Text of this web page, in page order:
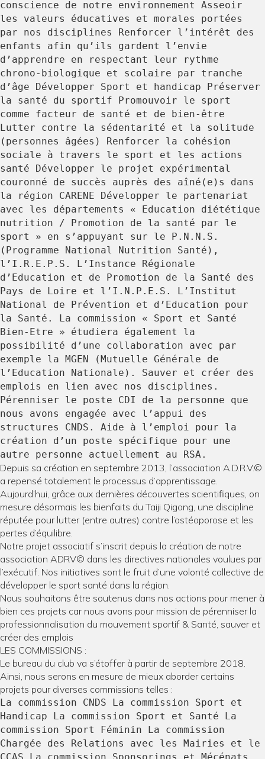
conscience de notre environnement Asseoir
les valeurs éducatives et morales portées
par nos disciplines Renforcer l’intérêt des
enfants afin qu’ils gardent l’envie
d’apprendre en respectant leur rythme
chrono-biologique et scolaire par tranche
d’âge Développer Sport et handicap Préserver
la santé du sportif Promouvoir le sport
comme facteur de santé et de bien-être
Lutter contre la sédentarité et la solitude
(personnes âgées) Renforcer la cohésion
sociale à travers le sport et les actions
santé Développer le projet expérimental
couronné de succès auprès des aîné(e)s dans
la région CARENE Développer le partenariat
avec les départements « Education diététique
nutrition / Promotion de la santé par le
sport » en s’appuyant sur le P.N.N.S.
(Programme National Nutrition Santé),
l’I.R.E.P.S. L’Instance Régionale
d’Education et de Promotion de la Santé des
Pays de Loire et l’I.N.P.E.S. L’Institut
National de Prévention et d’Education pour
la Santé. La commission « Sport et Santé
Bien-Etre » étudiera également la
possibilité d’une collaboration avec par
exemple la MGEN (Mutuelle Générale de
l’Education Nationale). Sauver et créer des
emplois en lien avec nos disciplines.
Pérenniser le poste CDI de la personne que
nous avons engagée avec l’appui des
structures CNDS. Aide à l’emploi pour la
création d’un poste spécifique pour une
autre personne actuellement au RSA.
Depuis sa création en septembre 2013, l’association A.D.R.V.©
a repensé totalement le processus d’apprentissage.
Aujourd’hui, grâce aux dernières découvertes scientifiques, on
mesure désormais les bienfaits du Taiji Qigong, une discipline
réputée pour lutter (entre autres) contre l’ostéoporose et les
pertes d’équilibre.
Notre projet associatif s’inscrit depuis la création de notre
association ADRV© dans les directives nationales voulues par
l’exécutif. Nos initiatives sont le fruit d’une volonté collective de
développer le sport santé dans la région.
Nous souhaitons être soutenus dans nos actions pour mener à
bien ces projets car nous avons pour mission de pérenniser la
professionnalisation du mouvement sportif & Santé, sauver et
créer des emplois
LES COMMISSIONS :
Le bureau du club va s’étoffer à partir de septembre 2018.
Ainsi, nous serons en mesure de mieux aborder certains
projets pour diverses commissions telles :
La commission CNDS La commission Sport et
Handicap La commission Sport et Santé La
commission Sport Féminin La commission
Chargée des Relations avec les Mairies et le